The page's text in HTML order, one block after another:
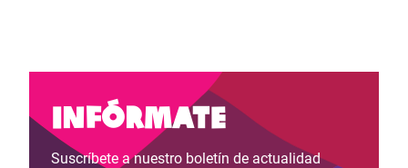
Infórmate
Suscríbete a nuestro boletín de actualidad